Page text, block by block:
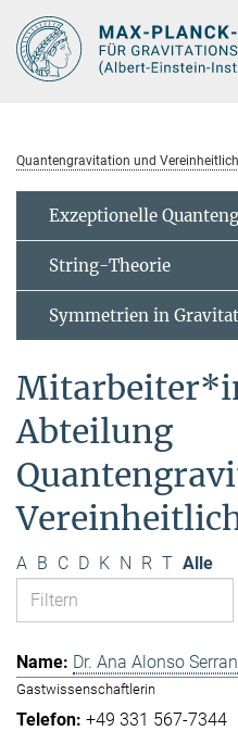
Hauptinhalt
Quantengravitation und
Exzeptionelle
String-Theorie
Symmetrien in
Abteilung
A B C D K N R T Alle
Dr. Ana Alonso
Gastwissenschaftlerin
+49 331 567-7344